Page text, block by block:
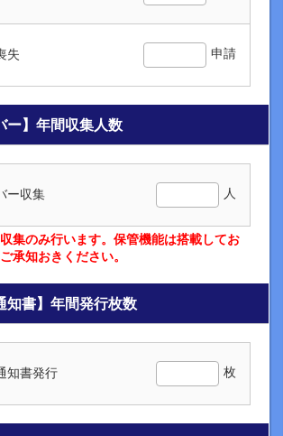
失 申請
ー】年間収集人数
ー収集 人
集のみ行います。保管機能は搭載してお
承知おきください。
知書】年間発行枚数
知書発行 枚